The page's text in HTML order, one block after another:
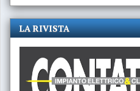
LA RIVISTA